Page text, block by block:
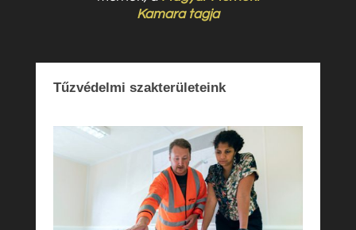
Kamara tagja
Tűzvédelmi szakterületeink